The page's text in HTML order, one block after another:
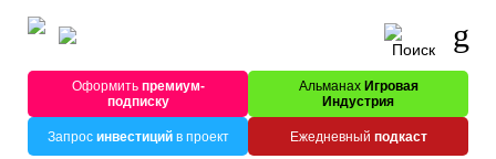
Оформитьпремиум-
подписку
Альманах Игровая
Индустрия
Запрос инвестицийв проект Ежедневный подкаст